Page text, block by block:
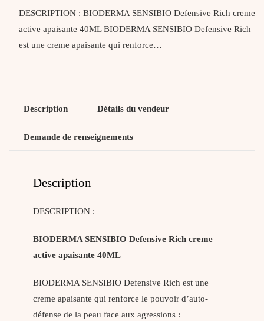
DESCRIPTION : BIODERMA SENSIBIO Defensive Rich creme
active apaisante 40ML BIODERMA SENSIBIO Defensive Rich
est une creme apaisante qui renforce…
Description Détails du vendeur
Demande de renseignements
Description
DESCRIPTION :
BIODERMA SENSIBIO Defensive Rich creme
active apaisante 40ML
BIODERMA SENSIBIO Defensive Rich est une
creme apaisante qui renforce le pouvoir d’auto-
défense de la peau face aux agressions :